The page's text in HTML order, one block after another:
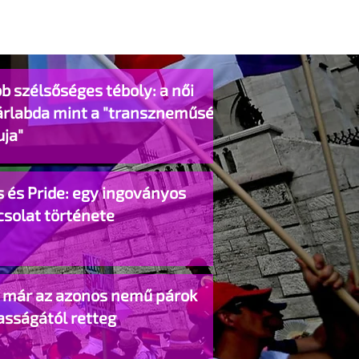
szélsőséges téboly: a női
mint a "transzneműség
és Pride: egy ingoványos
története
már az azonos nemű párok
retteg